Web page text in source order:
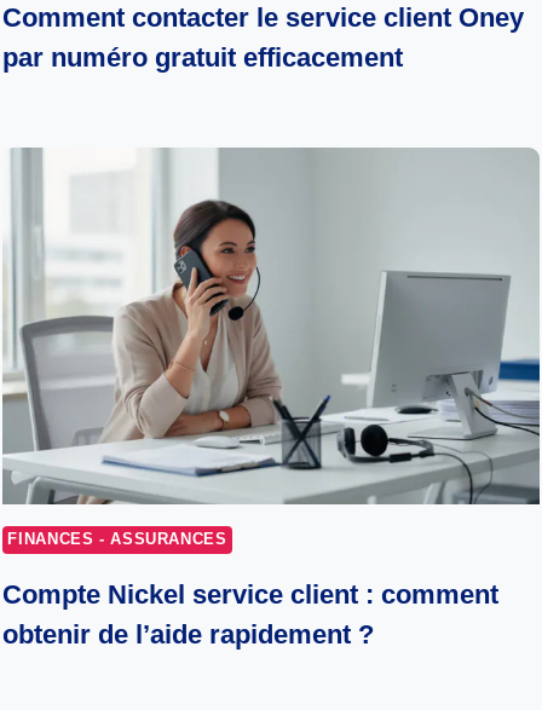
Comment contacter le service client Oney
par numéro gratuit efficacement
FINANCES - ASSURANCES
Compte Nickel service client : comment
obtenir de l’aide rapidement ?